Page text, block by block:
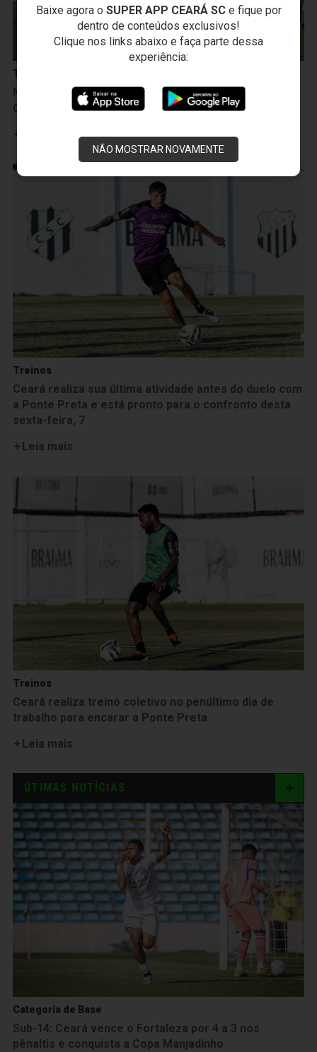
Baixe agora o SUPER APP CEARÁ SCe fique por
dentro de conteúdos exclusivos!
Clique nos links abaixo e faça parte dessa
experiência:
NÃO MOSTRAR NOVAMENTE
Treinos
Na manhã seguinte à vitória sobre a Ponte Preta,
Ceará inicia treinamentos para duelo com o Cuiabá
Treinos
Ceará realiza sua última atividade antes do duelo com
a Ponte Preta e está pronto para o confronto desta
sexta-feira, 7
Leia mais
Treinos
Ceará realiza treino coletivo no penúltimo dia de
trabalho para encarar a Ponte Preta
Leia mais
ÚTIMAS NOTÍCIAS
Categoria de Base
Sub-14: Ceará vence o Fortaleza por 4 a 3 nos
pênaltis e conquista a Copa Manjadinho